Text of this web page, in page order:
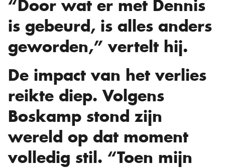
“Door wat er met Dennis
is gebeurd, is alles anders
geworden,” vertelt hij.
De impact van het verlies
reikte diep. Volgens
Boskamp stond zijn
wereld op dat moment
volledig stil. “Toen mijn